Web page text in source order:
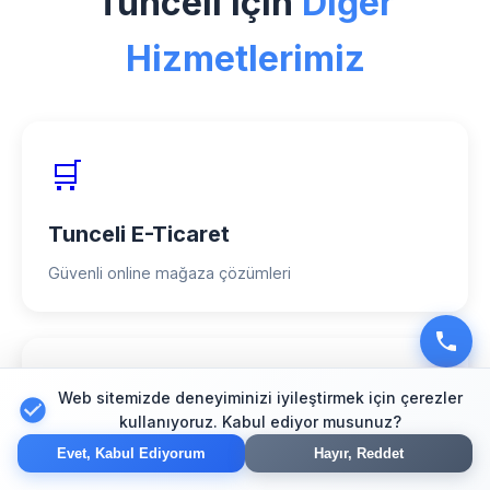
teknolojiler ve kanıtlanmış başarı
hikayelerimizle fark yaratıyoruz.
Hizmetlerimiz
🛒
Tunceli E-Ticaret
Güvenli online mağaza çözümleri
🔍
Tunceli SEO
Web sitemizde deneyiminizi iyileştirmek için çerezler
kullanıyoruz. Kabul ediyor musunuz?
Evet, Kabul Ediyorum Hayır, Reddet